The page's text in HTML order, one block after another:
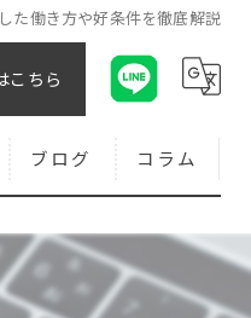
た働き方や好条件を徹底解説
こちら
ブログ コラム